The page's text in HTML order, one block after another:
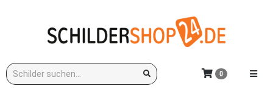
Stichwort: Menü
0